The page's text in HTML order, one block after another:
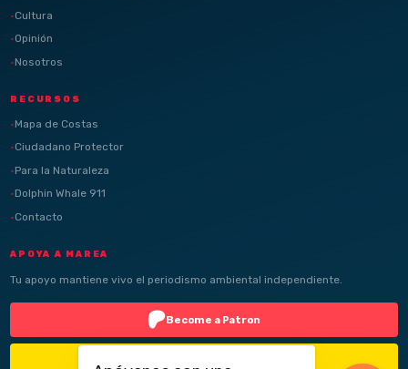
Cultura
Opinión
Nosotros
RECURSOS
Mapa de Costas
Ciudadano Protector
Para la Naturaleza
Dolphin Whale 911
Contacto
APOYA A MAREA
Tu apoyo mantiene vivo el periodismo ambiental independiente.
Become a Patron